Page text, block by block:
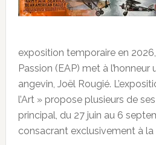
exposition temporaire en 2026,
Passion (EAP) met à
angevin, Joël Rougié.
l’Art » propose plusieurs de
principal, du 27 juin au 6
consacrant exclusivement à la